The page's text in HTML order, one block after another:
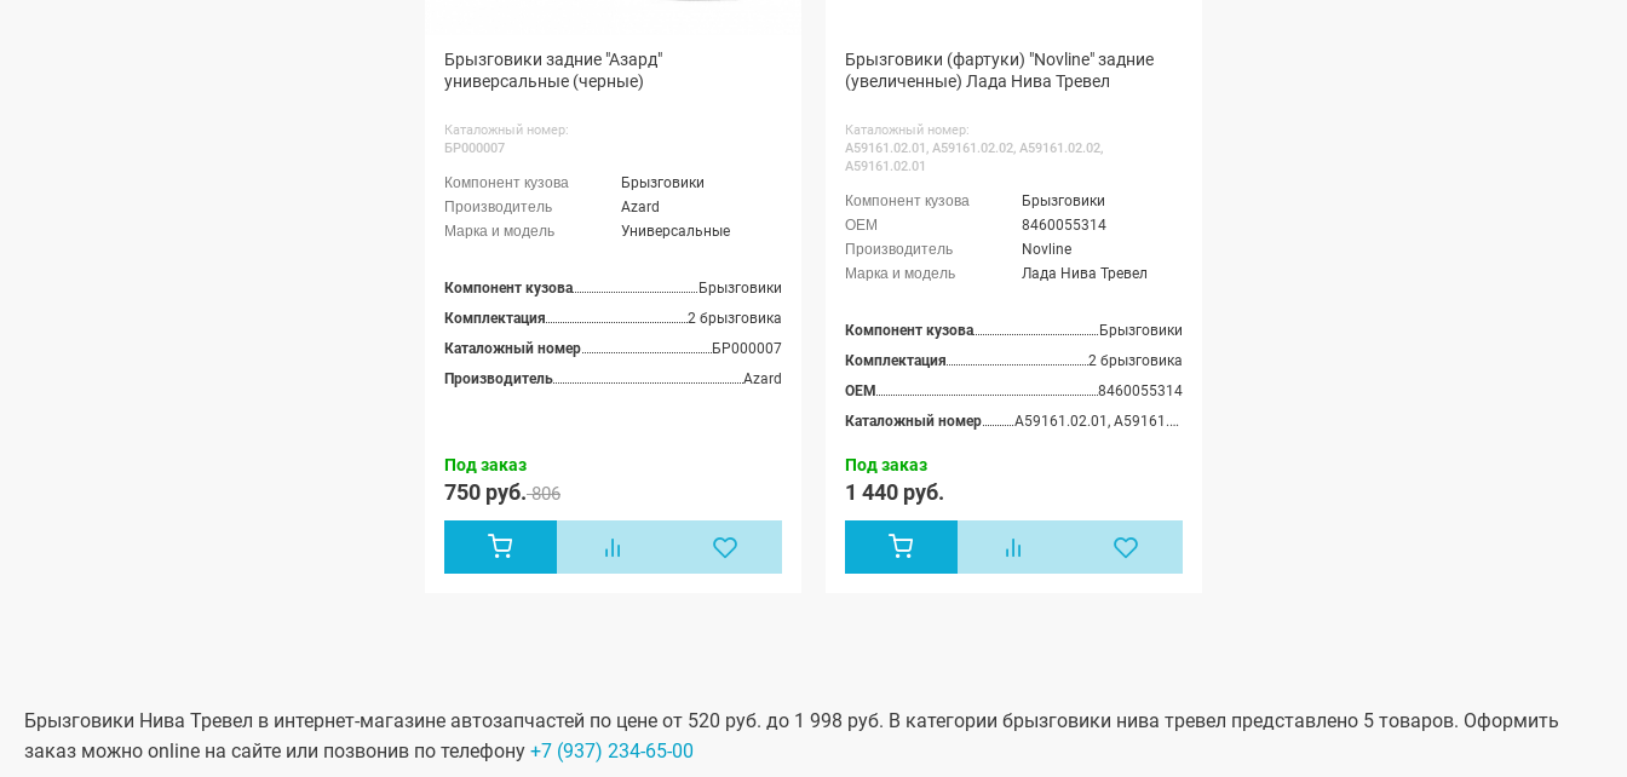
Брызговики задние "Азард"
универсальные (черные)
Каталожный номер:
БР000007
Брызговики
Azard
Универсальные
Компонент кузова
Брызговики
Комплектация
2 брызговика
Каталожный номер
БР000007
Производитель
Azard
Под заказ
750 руб.806
Брызговики (фартуки) "Novline" задние
(увеличенные) Лада Нива Тревел
Каталожный номер:
А59161.02.01, А59161.02.02, A59161.02.02,
A59161.02.01
Брызговики
8460055314
Novline
Лада Нива Тревел
Компонент кузова
Брызговики
Комплектация
2 брызговика
OEM
8460055314
Каталожный номер
А59161.02.01, А59161.02.02, A59161.02.02, A59161.02.01
Под заказ
1 440 руб.
Брызговики Нива Тревел в интернет-магазине автозапчастей по цене от 520 руб. до 1 998 руб. В категории брызговики нива тревел представлено 5 товаров. Оформить
заказ можно online на сайте или позвонив по телефону +7 (937) 234-65-00